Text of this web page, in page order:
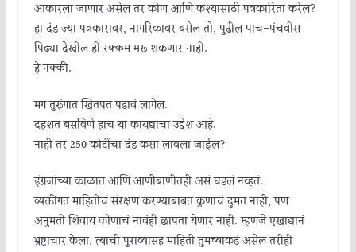
आकारला जाणार असेल तर कोण आणि कश्यासाठी पत्रकारिता करेल?
हा दंड ज्या पत्रकारावर, नागरिकावर बसेल तो, पुढील पाच-पंचवीस
पिढ्या देखील ही रक्कम भरू शकणार नाही.
हे नक्की.
मग तुरूंगात खितपत पडावं लागेल.
दहशत बसविणे हाच या कायद्याचा उद्देश आहे.
नाही तर 250 कोटींचा दंड कसा लावला जाईल?
इंग्रजांच्या काळात आणि आणीबाणीतही असं घडलं नव्हतं.
व्यक्तीगत माहितीचं संरक्षण करण्याबाबत कुणाचं दुमत नाही, पण
अनुमती शिवाय कोणाचं नावंही छापता येणार नाही. म्हणजे एखाद्यानं
भ्रष्टाचार केला, त्याची पुराव्यासह माहिती तुमच्याकडं असेल तरीही